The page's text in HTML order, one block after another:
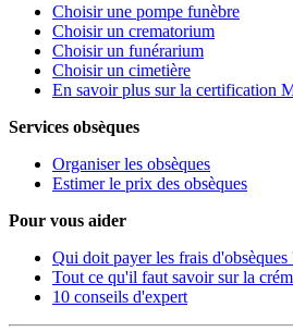
Choisir une pompe funèbre
Choisir un crematorium
Choisir un funérarium
Choisir un cimetière
En savoir plus sur la certification
Services obsèques
Organiser les obsèques
Estimer le prix des obsèques
Pour vous aider
Qui doit payer les frais d'obsèques
Tout ce qu'il faut savoir sur la
10 conseils d'expert